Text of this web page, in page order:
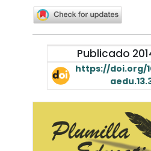
Publicado
https://doi.org/